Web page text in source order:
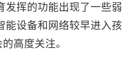
发挥的功能出现了一些弱
能设备和网络较早进入孩
高度关注。